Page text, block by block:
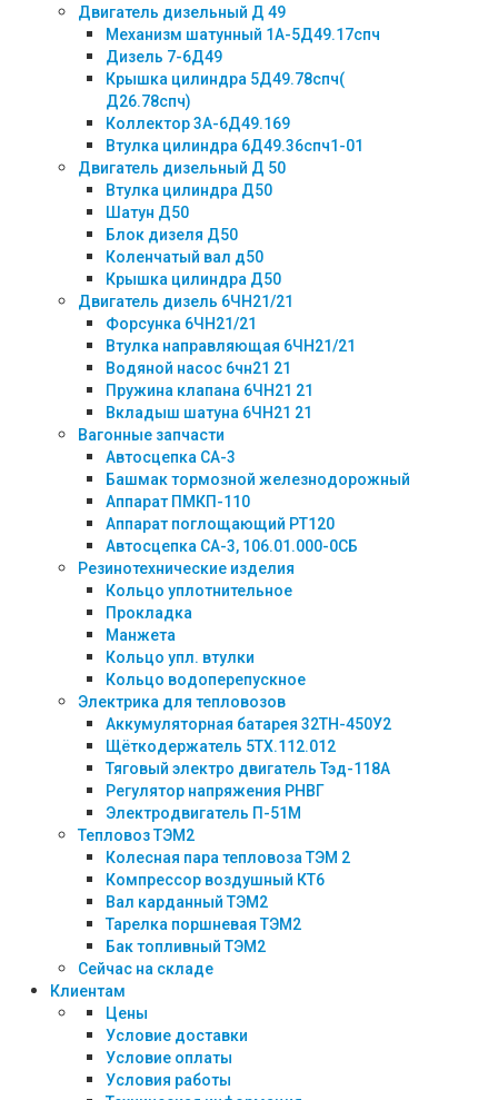
Двигатель дизельный Д 49
Механизм шатунный 1А-5Д49.17спч
Дизель 7-6Д49
Крышка цилиндра 5Д49.78спч(
Д26.78спч)
Коллектор 3А-6Д49.169
Втулка цилиндра 6Д49.36спч1-01
Двигатель дизельный Д 50
Втулка цилиндра Д50
Шатун Д50
Блок дизеля Д50
Коленчатый вал д50
Крышка цилиндра Д50
Двигатель дизель 6ЧН21/21
Форсунка 6ЧН21/21
Втулка направляющая 6ЧН21/21
Водяной насос 6чн21 21
Пружина клапана 6ЧН21 21
Вкладыш шатуна 6ЧН21 21
Вагонные запчасти
Автосцепка СА-3
Башмак тормозной железнодорожный
Аппарат ПМКП-110
Аппарат поглощающий РТ120
Автосцепка СА-3, 106.01.000-0СБ
Резинотехнические изделия
Кольцо уплотнительное
Прокладка
Манжета
Кольцо упл. втулки
Кольцо водоперепускное
Электрика для тепловозов
Аккумуляторная батарея 32ТН-450У2
Щёткодержатель 5ТХ.112.012
Тяговый электро двигатель Тэд-118А
Регулятор напряжения РНВГ
Электродвигатель П-51М
Тепловоз ТЭМ2
Колесная пара тепловоза ТЭМ 2
Компрессор воздушный КТ6
Вал карданный ТЭМ2
Тарелка поршневая ТЭМ2
Бак топливный ТЭМ2
Сейчас на складе
Клиентам
Цены
Условие доставки
Условие оплаты
Условия работы